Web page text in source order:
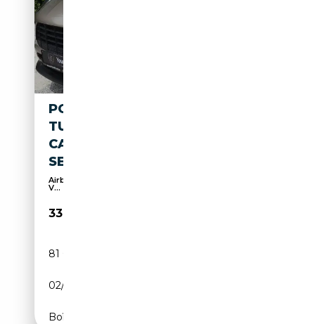
PORSCHE MACAN MACAN 2.0
TURBO PDK * APPLE *
CAMERA * FULL PORSCHE
SERVICE BOOK
Airbag passager, Caméra d'aide au stationnement,
V...
33 999€
81 078 km
02/2018
Boîte automatique